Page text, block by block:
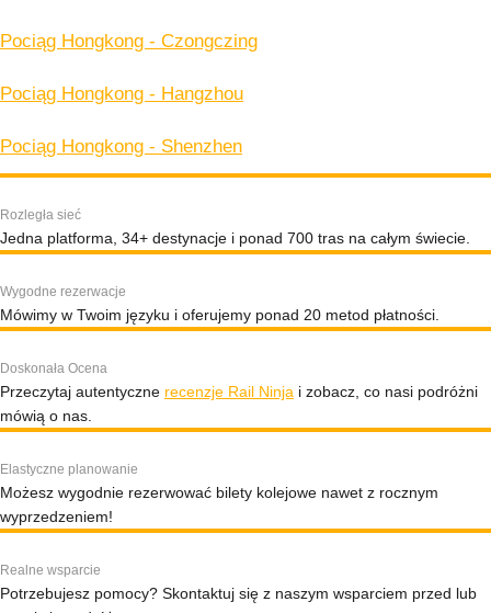
Pociąg Hongkong - Czongczing
Pociąg Hongkong - Hangzhou
Pociąg Hongkong - Shenzhen
Rozległa sieć
Jedna platforma, 34+ destynacje i ponad 700 tras na całym świecie.
Wygodne rezerwacje
Mówimy w Twoim języku i oferujemy ponad 20 metod płatności.
Doskonała Ocena
Przeczytaj autentyczne recenzje Rail Ninja i zobacz, co nasi podróżni
mówią o nas.
Elastyczne planowanie
Możesz wygodnie rezerwować bilety kolejowe nawet z rocznym
wyprzedzeniem!
Realne wsparcie
Potrzebujesz pomocy? Skontaktuj się z naszym wsparciem przed lub